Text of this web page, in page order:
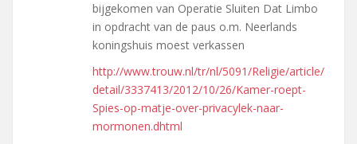
bijgekomen van Operatie Sluiten Dat Limbo
in opdracht van de paus o.m. Neerlands
koningshuis moest verkassen
http://www.trouw.nl/tr/nl/5091/Religie/article/
detail/3337413/2012/10/26/Kamer-roept-
Spies-op-matje-over-privacylek-naar-
mormonen.dhtml